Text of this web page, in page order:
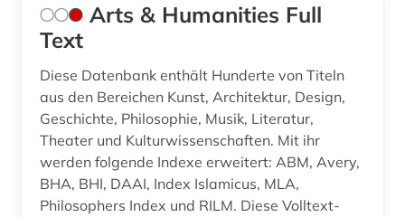
israel (1)
italienisch (1)
japan (1)
jazz (16)
jazz-festival (2)
Arts & Humanities Full
Text
Diese Datenbank enthält Hunderte von Titeln
aus den Bereichen Kunst, Architektur, Design,
Geschichte, Philosophie, Musik, Literatur,
Theater und Kulturwissenschaften. Mit ihr
werden folgende Indexe erweitert: ABM, Avery,
BHA, BHI, DAAI, Index Islamicus, MLA,
Philosophers Index und RILM. Diese Volltext-